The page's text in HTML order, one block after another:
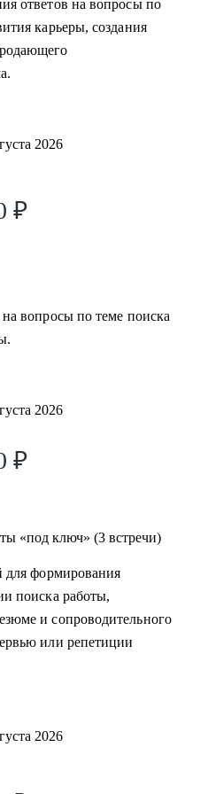
компании
транспорт
HRD, HR BP, рекрутинг,
ответов на вопросы по
карьеры, создания
2026
₽
на вопросы по теме поиска
2026
₽
«под ключ» (3 встречи)
для формирования
поиска работы,
и сопроводительного
или репетиции
2026